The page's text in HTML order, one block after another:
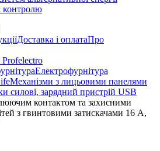
контролю
Доставка і оплатаПро
Profelectro
Електрофурнітура
Механізми з лицьовими панелями
силові, зарядний пристрій USB